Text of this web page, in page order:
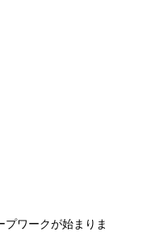
ワークが始まりま